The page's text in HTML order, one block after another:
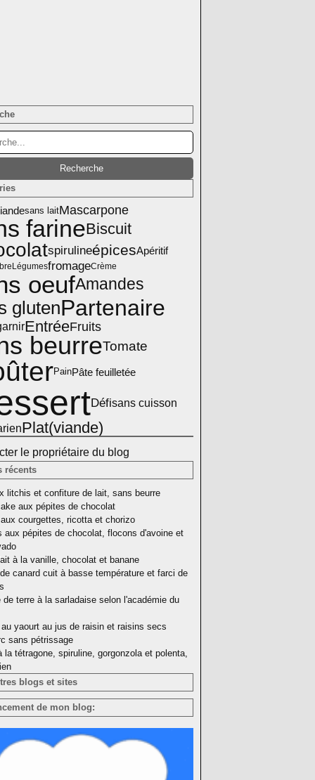
sans laitMascarpone
farineBiscuit
spirulineépicesApéritif
LégumesfromageCrème
oeufAmandes
glutenPartenaire
EntréeFruits
beurreTomate
PainPâte feuilletée
Défisans cuisson
Plat(viande)
le propriétaire du blog
récents
litchis et confiture de lait, sans beurre
aux pépites de chocolat
courgettes, ricotta et chorizo
aux pépites de chocolat, flocons d'avoine et
à la vanille, chocolat et banane
canard cuit à basse température et farci de
de terre à la sarladaise selon l'académie du
yaourt au jus de raisin et raisins secs
sans pétrissage
la tétragone, spiruline, gorgonzola et polenta,
blogs et sites
de mon blog: